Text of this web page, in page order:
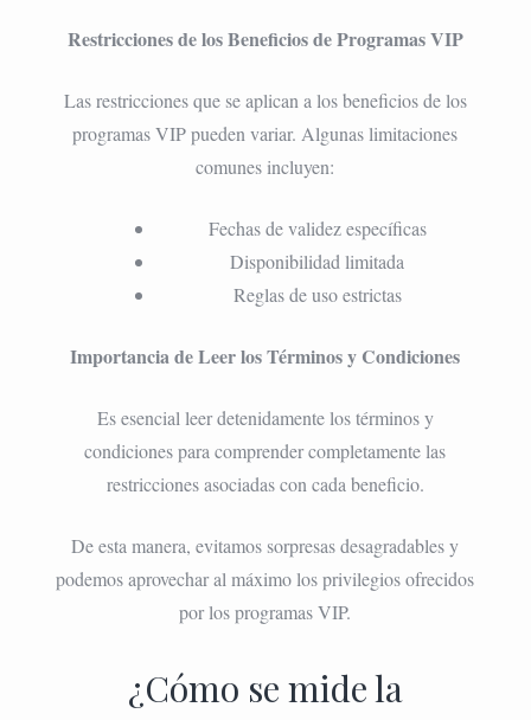
Restricciones de los Beneficios de Programas VIP
Las restricciones que se aplican a los beneficios de los
programas VIP pueden variar. Algunas limitaciones
comunes incluyen:
Fechas de validez específicas
Disponibilidad limitada
Reglas de uso estrictas
Importancia de Leer los Términos y Condiciones
Es esencial leer detenidamente los términos y
condiciones para comprender completamente las
restricciones asociadas con cada beneficio.
De esta manera, evitamos sorpresas desagradables y
podemos aprovechar al máximo los privilegios ofrecidos
por los programas VIP.
¿Cómo se mide la